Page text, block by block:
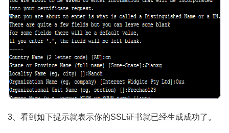
3、看到如下提示就表示你的SSL证书就已经生成成功了。